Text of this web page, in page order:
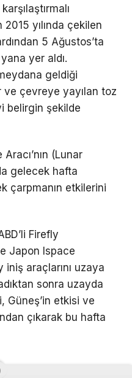
yılında çekilen
5 Ağustos’ta
yer aldı.
geldiği
çevreye yayılan toz
belirgin şekilde
(Lunar
gelecek hafta
çarpmanın etkilerini
Firefly
Japon Ispace
iniş araçlarını uzaya
sonra uzayda
Güneş’in etkisi ve
çıkarak bu hafta